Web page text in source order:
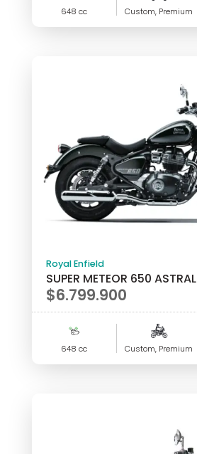
648 cc Custom, Premium
Royal Enfield
SUPER METEOR 650 ASTRAL
$6.799.900
648 cc Custom, Premium